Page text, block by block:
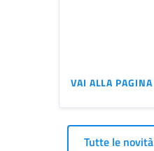
VAI ALLA PAGINA
Tutte le novità